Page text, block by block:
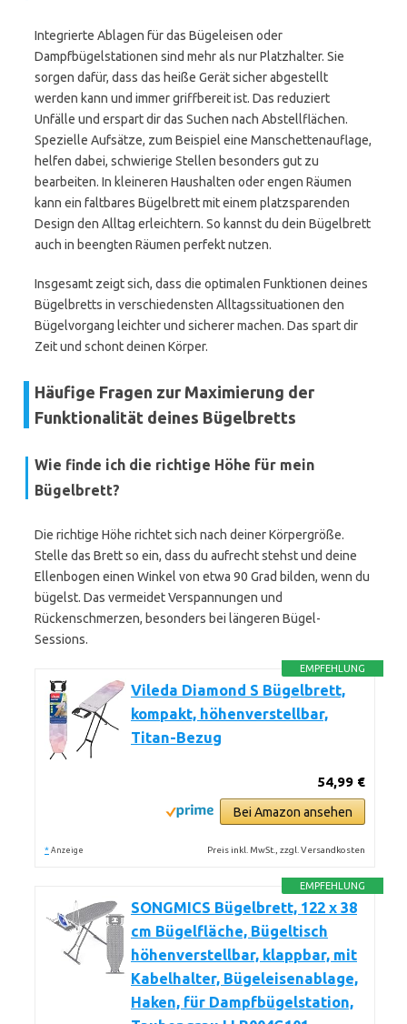
Integrierte Ablagen für das Bügeleisen oder
Dampfbügelstationen sind mehr als nur Platzhalter. Sie
sorgen dafür, dass das heiße Gerät sicher abgestellt
werden kann und immer griffbereit ist. Das reduziert
Unfälle und erspart dir das Suchen nach Abstellflächen.
Spezielle Aufsätze, zum Beispiel eine Manschettenauflage,
helfen dabei, schwierige Stellen besonders gut zu
bearbeiten. In kleineren Haushalten oder engen Räumen
kann ein faltbares Bügelbrett mit einem platzsparenden
Design den Alltag erleichtern. So kannst du dein Bügelbrett
auch in beengten Räumen perfekt nutzen.
Insgesamt zeigt sich, dass die optimalen Funktionen deines
Bügelbretts in verschiedensten Alltagssituationen den
Bügelvorgang leichter und sicherer machen. Das spart dir
Zeit und schont deinen Körper.
Häufige Fragen zur Maximierung der
Funktionalität deines Bügelbretts
Wie finde ich die richtige Höhe für mein
Bügelbrett?
Die richtige Höhe richtet sich nach deiner Körpergröße.
Stelle das Brett so ein, dass du aufrecht stehst und deine
Ellenbogen einen Winkel von etwa 90 Grad bilden, wenn du
bügelst. Das vermeidet Verspannungen und
Rückenschmerzen, besonders bei längeren Bügel-
Sessions.
EMPFEHLUNG
Vileda Diamond S Bügelbrett,
kompakt, höhenverstellbar,
Titan-Bezug
54,99 €
Bei Amazon ansehen
* Anzeige Preis inkl. MwSt., zzgl. Versandkosten
EMPFEHLUNG
SONGMICS Bügelbrett, 122 x 38
cm Bügelfläche, Bügeltisch
höhenverstellbar, klappbar, mit
Kabelhalter, Bügeleisenablage,
Haken, für Dampfbügelstation,